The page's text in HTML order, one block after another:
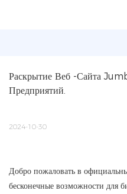
Раскрытие Веб -сайта
Предприятий.
2024-10-30
Добро пожаловать в
бесконечные возможности для